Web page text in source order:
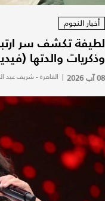
أخبار النجوم
لطيفة تكشف سر
وذكريات والدتها
08 آب 2026 | القاهرة - شريف عبد